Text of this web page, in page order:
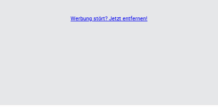
Werbung stört? Jetzt entfernen!